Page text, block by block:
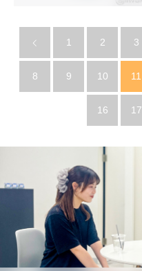
1 2 3
8 9 10 11
16 17